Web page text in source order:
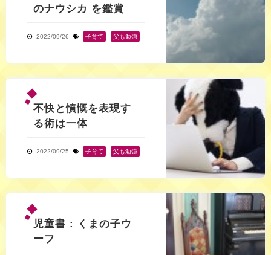
のナウシカ を鑑賞
2022/09/26 子育て 父も勉強
不快と憤慨を表現す
る術は一体
2022/09/25 子育て 父も勉強
児童書 : くまの子ウ
ーフ